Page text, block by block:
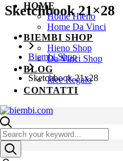
HOME
Home Hieno
Home Da Vinci
BIEMBI SHOP
Hieno Shop
Da Vinci Shop
BLOG
Idee Regalo
CONTATTI
Sketchbook 21×28
Biembi Shop
Sketchbook 21x28